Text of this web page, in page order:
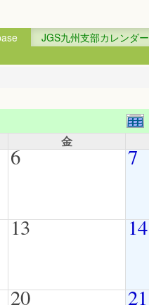
JGS九州支部カレンダー
金
6 7
13 14
20 21